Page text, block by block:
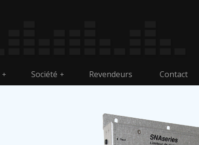
+ Société + Revendeurs Contact